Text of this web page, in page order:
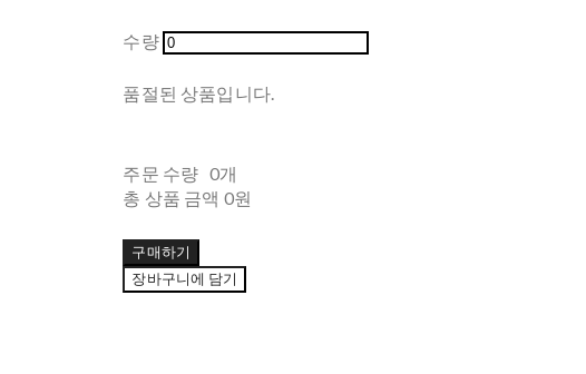
수량
품절된 상품입니다.
주문 수량 0개
총 상품 금액 0원
구매하기
장바구니에 담기